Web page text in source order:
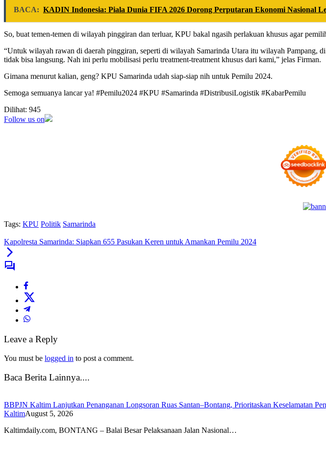
BACA: KADIN Indonesia: Piala Dunia FIFA 2026 Dorong Perputaran Ekonomi Nasional
So, buat temen-temen di wilayah pinggiran dan terluar, KPU bakal ngasih perlakuan khusus agar
“Untuk wilayah rawan di daerah pinggiran, seperti di wilayah Samarinda Utara itu wilayah Pampang,
tidak bisa langsung. Nah ini perlu mobilisasi perlu treatment-treatment khusus dari kami,” jelas Firman.
Gimana menurut kalian, geng? KPU Samarinda udah siap-siap nih untuk Pemilu 2024.
Semoga semuanya lancar ya! #Pemilu2024 #KPU #Samarinda #DistribusiLogistik #KabarPemilu
Dilihat: 945
Follow us on
Tags: KPU Politik Samarinda
Kapolresta Samarinda: Siapkan 655 Pasukan Keren untuk Amankan Pemilu 2024
Leave a Reply
You must be logged in to post a comment.
Baca Berita Lainnya....
BBPJN Kaltim Lanjutkan Penanganan Longsoran Ruas Santan–Bontang, Prioritaskan Keselamatan
KaltimAugust 5, 2026
Kaltimdaily.com, BONTANG – Balai Besar Pelaksanaan Jalan Nasional…